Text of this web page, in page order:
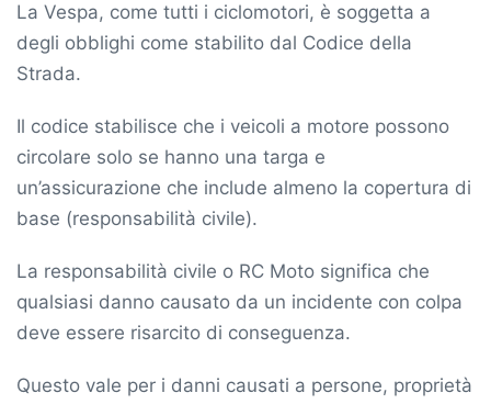
La Vespa, come tutti i ciclomotori, è soggetta a
degli obblighi come stabilito dal Codice della
Strada.
Il codice stabilisce che i veicoli a motore possono
circolare solo se hanno una targa e
un’assicurazione che include almeno la copertura di
base (responsabilità civile).
La responsabilità civile o RC Moto significa che
qualsiasi danno causato da un incidente con colpa
deve essere risarcito di conseguenza.
Questo vale per i danni causati a persone, proprietà